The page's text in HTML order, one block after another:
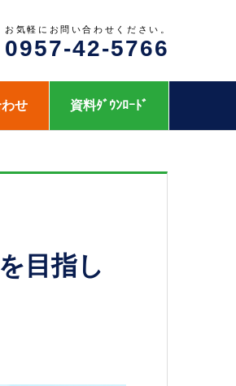
お気軽にお問い合わせください。
0957-42-5766
せ 資料ﾀﾞｳﾝﾛｰﾄﾞ
目指し